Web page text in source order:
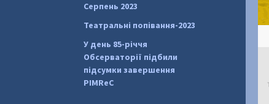
Серпень 2023
Театральні попівання-2023
У день 85-річчя
Обсерваторії підбили
підсумки завершення
PIMReC